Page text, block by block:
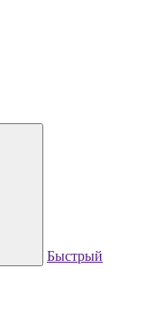
Быстрый